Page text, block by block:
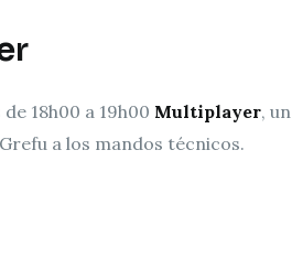
18h00 a 19h00 Multiplayer,
a los mandos técnicos.